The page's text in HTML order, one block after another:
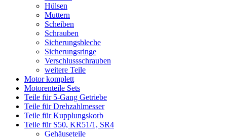
Hülsen
Muttern
Scheiben
Schrauben
Sicherungsbleche
Sicherungsringe
Verschlussschrauben
weitere Teile
Motor komplett
Motorenteile Sets
Teile für 5-Gang Getriebe
Teile für Drehzahlmesser
Teile für Kupplungskorb
Teile für S50, KR51/1, SR4
Gehäuseteile